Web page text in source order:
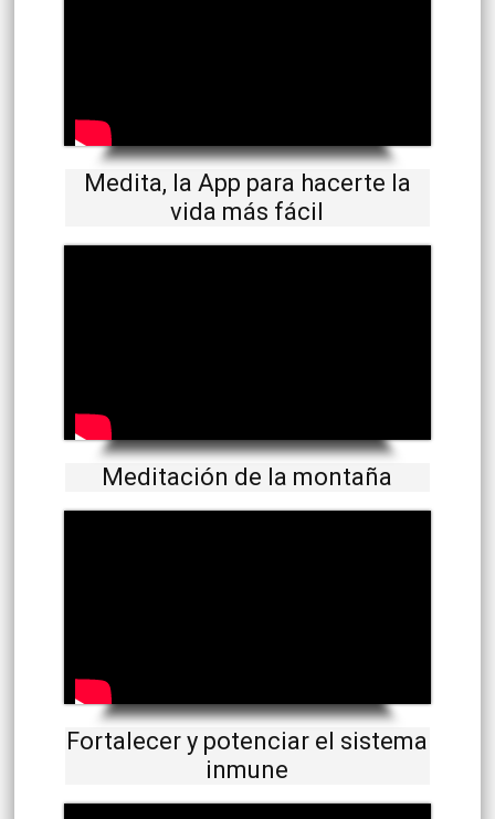
Medita, la App para hacerte la
vida más fácil
Meditación de la montaña
Fortalecer y potenciar el sistema
inmune